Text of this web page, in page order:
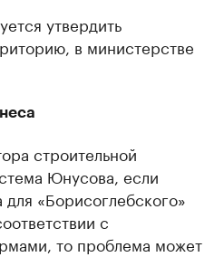
утвердить
в министерстве
строительной
Юнусова, если
«Борисоглебского»
с
то проблема может